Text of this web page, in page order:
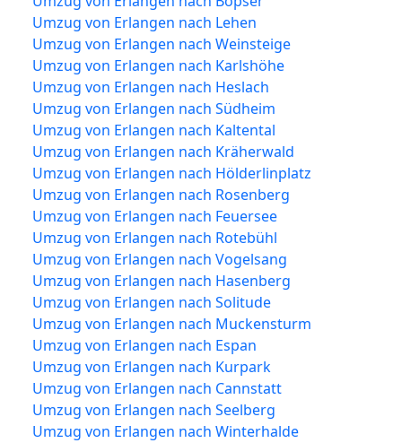
Umzug von Erlangen nach Lehen
Umzug von Erlangen nach Weinsteige
Umzug von Erlangen nach Karlshöhe
Umzug von Erlangen nach Heslach
Umzug von Erlangen nach Südheim
Umzug von Erlangen nach Kaltental
Umzug von Erlangen nach Kräherwald
Umzug von Erlangen nach Hölderlinplatz
Umzug von Erlangen nach Rosenberg
Umzug von Erlangen nach Feuersee
Umzug von Erlangen nach Rotebühl
Umzug von Erlangen nach Vogelsang
Umzug von Erlangen nach Hasenberg
Umzug von Erlangen nach Solitude
Umzug von Erlangen nach Muckensturm
Umzug von Erlangen nach Espan
Umzug von Erlangen nach Kurpark
Umzug von Erlangen nach Cannstatt
Umzug von Erlangen nach Seelberg
Umzug von Erlangen nach Winterhalde